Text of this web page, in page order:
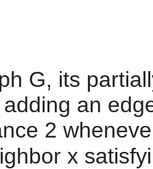
G, its
an
2
x